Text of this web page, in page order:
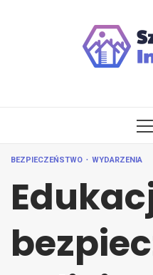
BEZPIECZEŃSTWO WYDARZENIA